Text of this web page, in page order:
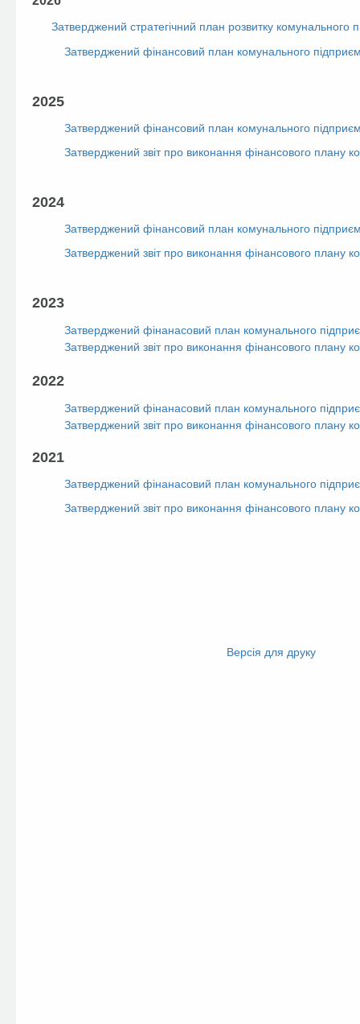
Затверджений стратегічний план розвитку комунального
Затверджений фінансовий план комунального
2025
Затверджений фінансовий план комунального
Затверджений звіт про виконання фінансового плану
2024
Затверджений фінансовий план комунального
Затверджений звіт про виконання фінансового плану
2023
Затверджений фінанасовий план комунального
Затверджений звіт про виконання фінансового плану
2022
Затверджений фінанасовий план комунального
Затверджений звіт про виконання фінансового плану
2021
Затверджений фінанасовий план комунального
Затверджений звіт про виконання фінансового плану
TwitterВерсія для друку